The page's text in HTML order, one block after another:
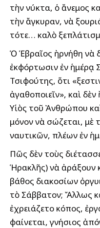
τὴν νύκτα, ὁ ἄνεμος
τὴν ἄγκυραν, νὰ
τότε… καλὸ
Ὁ Ἑβραῖος ἠρνήθη νὰ
ἐκφόρτωσιν ἐν ἡμέρᾳ
Τσιφούτης, ὅτι
ἀγαθοποιεῖν», καὶ δὲν
Υἱὸς τοῦ Ἀνθρώπου
μόνον νὰ σώζεται, μὲ
ναυτικῶν, πλέων ἐν
Πῶς δὲν τοὺς
Ἡρακλῆς) νὰ ἀράξουν
βάθος διακοσίων
τὸ Σάββατον; Ἄλλως
ἐχρειάζετο κόπος,
φαίνεται, γνήσιος